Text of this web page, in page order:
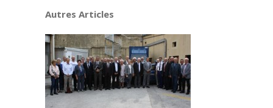
Autres Articles